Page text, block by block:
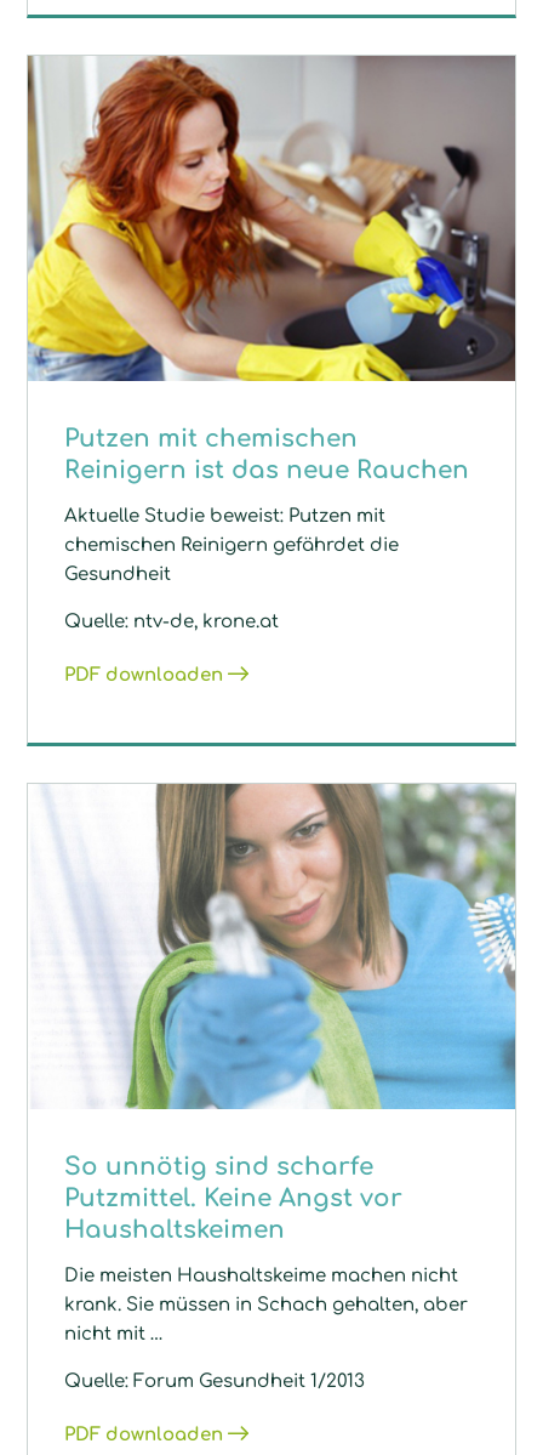
Putzen mit chemischen
Reinigern ist das neue Rauchen
Aktuelle Studie beweist: Putzen mit
chemischen Reinigern gefährdet die
Gesundheit
Quelle: ntv-de, krone.at
PDF downloaden
So unnötig sind scharfe
Putzmittel. Keine Angst vor
Haushaltskeimen
Die meisten Haushaltskeime machen nicht
krank. Sie müssen in Schach gehalten, aber
nicht mit …
Quelle: Forum Gesundheit 1/2013
PDF downloaden